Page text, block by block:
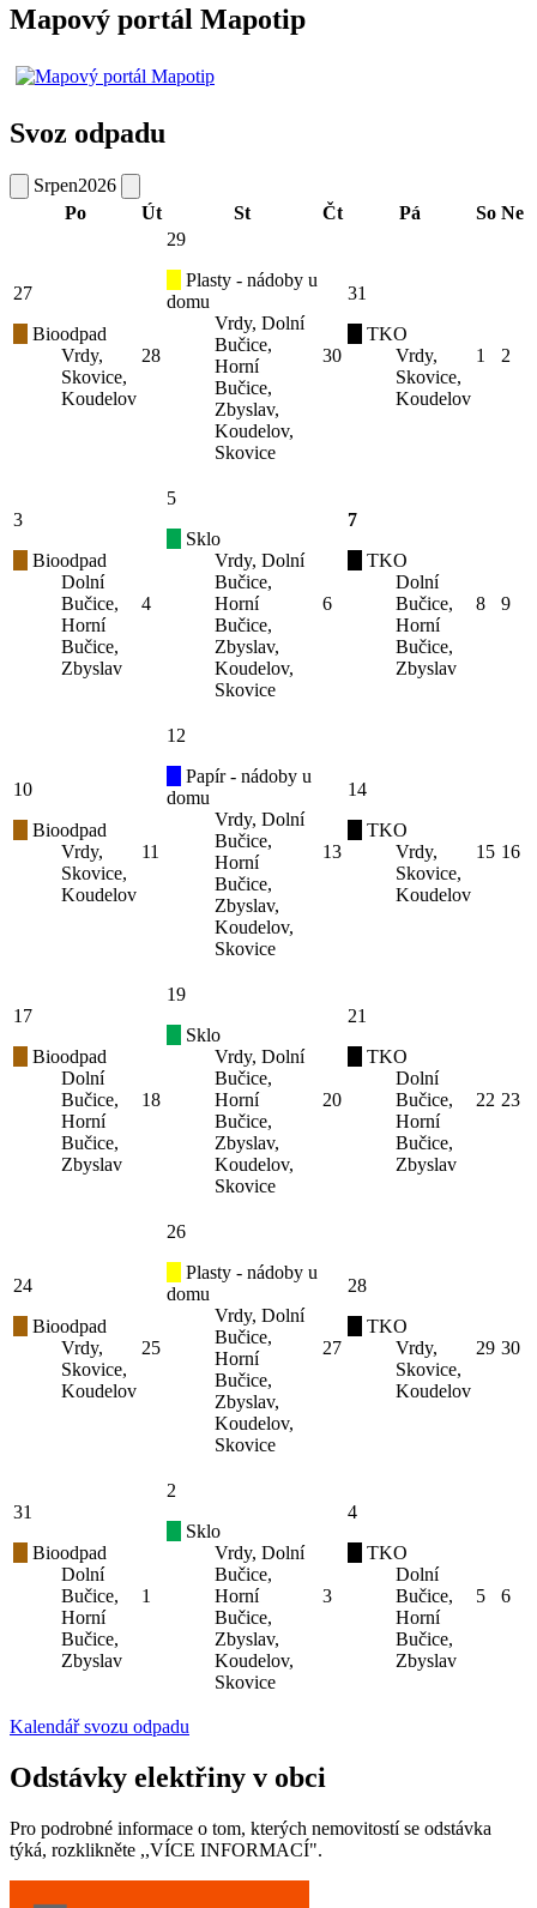
Mapový portál Mapotip
Svoz odpadu
Srpen2026
Po
Út St Čt Pá So Ne
27
Bioodpad
Vrdy,
Skovice,
Koudelov
28
29
Plasty - nádoby u
domu
Vrdy, Dolní
Bučice,
Horní
Bučice,
Zbyslav,
Koudelov,
Skovice
30
31
TKO
Vrdy,
Skovice,
Koudelov
1 2
3
Bioodpad
Dolní
Bučice,
Horní
Bučice,
Zbyslav
4
5
Sklo
Vrdy, Dolní
Bučice,
Horní
Bučice,
Zbyslav,
Koudelov,
Skovice
6
7
TKO
Dolní
Bučice,
Horní
Bučice,
Zbyslav
8 9
10
Bioodpad
Vrdy,
Skovice,
Koudelov
11
12
Papír - nádoby u
domu
Vrdy, Dolní
Bučice,
Horní
Bučice,
Zbyslav,
Koudelov,
Skovice
13
14
TKO
Vrdy,
Skovice,
Koudelov
15 16
17
Bioodpad
Dolní
Bučice,
Horní
Bučice,
Zbyslav
18
19
Sklo
Vrdy, Dolní
Bučice,
Horní
Bučice,
Zbyslav,
Koudelov,
Skovice
20
21
TKO
Dolní
Bučice,
Horní
Bučice,
Zbyslav
22 23
24
Bioodpad
Vrdy,
Skovice,
Koudelov
25
26
Plasty - nádoby u
domu
Vrdy, Dolní
Bučice,
Horní
Bučice,
Zbyslav,
Koudelov,
Skovice
27
28
TKO
Vrdy,
Skovice,
Koudelov
29 30
31
Bioodpad
Dolní
Bučice,
Horní
Bučice,
Zbyslav
1
2
Sklo
Vrdy, Dolní
Bučice,
Horní
Bučice,
Zbyslav,
Koudelov,
Skovice
3
4
TKO
Dolní
Bučice,
Horní
Bučice,
Zbyslav
5 6
Kalendář svozu odpadu
Odstávky elektřiny v obci
Pro podrobné informace o tom, kterých nemovitostí se odstávka
týká, rozklikněte ,,VÍCE INFORMACÍ".